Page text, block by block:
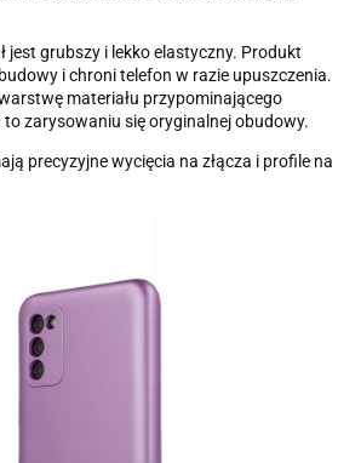
jest grubszy i lekko elastyczny. Produkt
i chroni telefon w razie upuszczenia.
materiału przypominającego
zarysowaniu się oryginalnej obudowy.
precyzyjne wycięcia na złącza i profile na